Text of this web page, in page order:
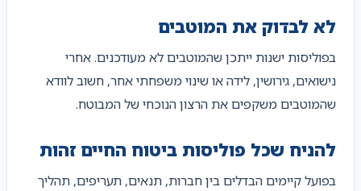
לא לבדוק את המוטבים
בפוליסות ישנות ייתכן שהמוטבים לא מעודכנים. אחרי
נישואים, גירושין, לידה או שינוי משפחתי אחר, חשוב לוודא
שהמוטבים משקפים את הרצון הנוכחי של המבוטח.
להניח שכל פוליסות ביטוח החיים זהות
בפועל קיימים הבדלים בין חברות, תנאים, תעריפים, תהליך